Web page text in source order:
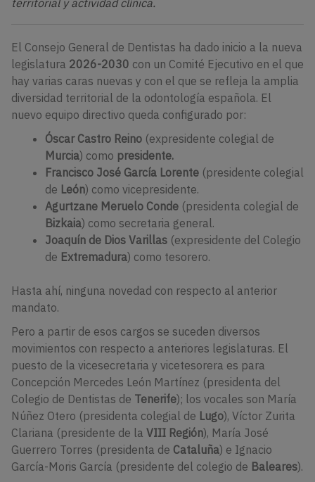
El Consejo General de Dentistas ha dado inicio a la nueva
legislatura 2026-2030 con un Comité Ejecutivo en el que
hay varias caras nuevas y con el que se refleja la amplia
diversidad territorial de la odontología española. El
nuevo equipo directivo queda configurado por:
Óscar Castro Reino (expresidente colegial de
Murcia) como presidente.
Francisco José García Lorente (presidente colegial
de León) como vicepresidente.
Agurtzane Meruelo Conde (presidenta colegial de
Bizkaia) como secretaria general.
Joaquín de Dios Varillas (expresidente del Colegio
de Extremadura) como tesorero.
Hasta ahí, ninguna novedad con respecto al anterior
mandato.
Pero a partir de esos cargos se suceden diversos
movimientos con respecto a anteriores legislaturas. El
puesto de la vicesecretaria y vicetesorera es para
Concepción Mercedes León Martínez (presidenta del
Colegio de Dentistas de Tenerife); los vocales son María
Núñez Otero (presidenta colegial de Lugo), Víctor Zurita
Clariana (presidente de la VIII Región), María José
Guerrero Torres (presidenta de Cataluña) e Ignacio
García-Moris García (presidente del colegio de Baleares).